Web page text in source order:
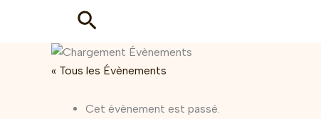
Rechercher
« Tous les Évènements
Cet évènement est passé.